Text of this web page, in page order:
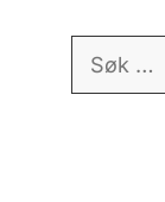
Søk